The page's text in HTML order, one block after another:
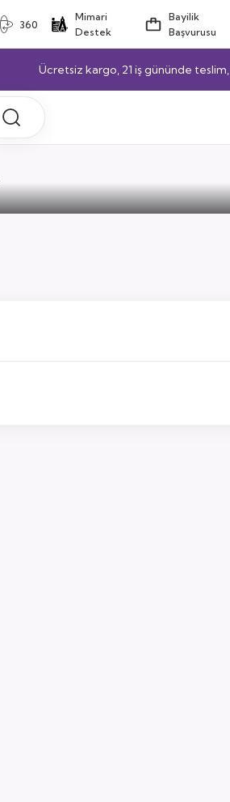
360
Mimari
Destek
Bayilik
Başvurusu
Ücretsiz kargo, 21 iş gününde teslim,